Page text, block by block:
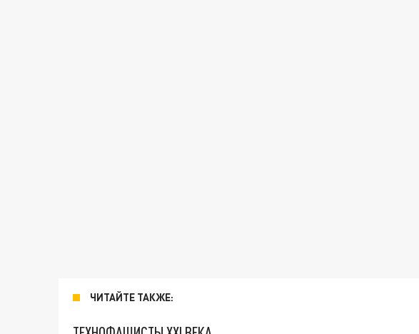
ЧИТАЙТЕ ТАКЖЕ: